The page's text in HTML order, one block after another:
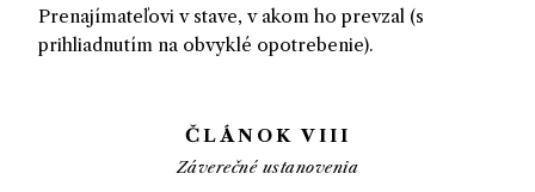
Prenajímateľovi v stave, v akom ho prevzal (s
prihliadnutím na obvyklé opotrebenie).
ČLÁNOKVIII
Záverečné ustanovenia